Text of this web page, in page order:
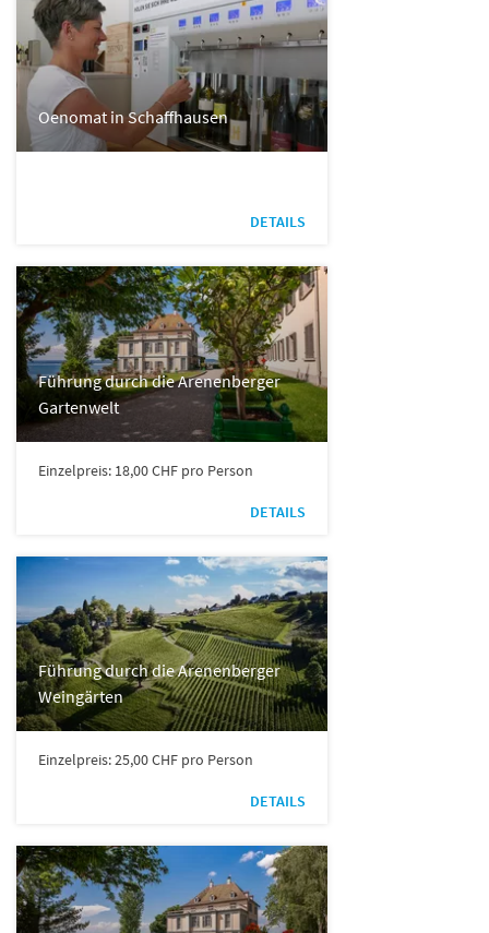
Oenomat in Schaffhausen
DETAILS
Führung durch die Arenenberger
Gartenwelt
Einzelpreis: 18,00 CHF pro Person
DETAILS
Führung durch die Arenenberger
Weingärten
Einzelpreis: 25,00 CHF pro Person
DETAILS